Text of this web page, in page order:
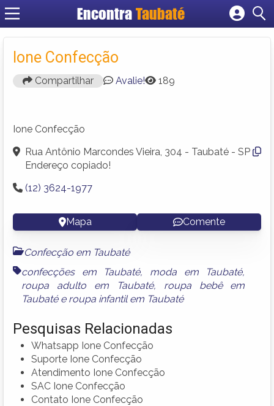
EncontraTaubaté
Cadastrar empresa
Ione Confecção
Compartilhar Avalie! 189
Ione Confecção
Rua Antônio Marcondes Vieira, 304 - Taubaté - SP
Endereço copiado!
(12) 3624-1977
Mapa Comente
Confecção em Taubaté
confecções em Taubaté, moda em Taubaté,
roupa adulto em Taubaté, roupa bebê em
Taubatée roupa infantil em Taubaté
Pesquisas Relacionadas
Whatsapp Ione Confecção
Suporte Ione Confecção
Atendimento Ione Confecção
SAC Ione Confecção
Contato Ione Confecção